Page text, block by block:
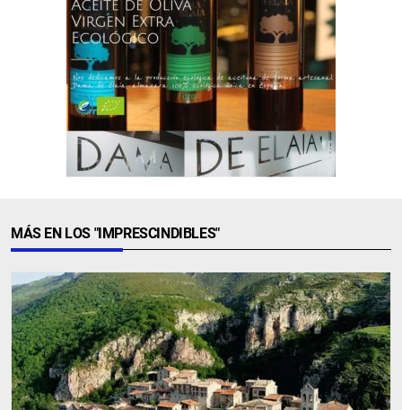
MÁS EN LOS "IMPRESCINDIBLES"